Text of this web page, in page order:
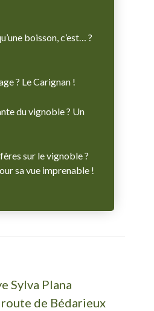
boisson, c’est… ?
? Le Carignan !
du vignoble ? Un
sur le vignoble ?
sa vue imprenable !
Sylva Plana
de Bédarieux